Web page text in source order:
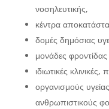
νοσηλευτικής,
κέντρα
δομές δημόσιας
μονάδες
ιδιωτικές
οργανισμούς
ανθρωπιστικούς